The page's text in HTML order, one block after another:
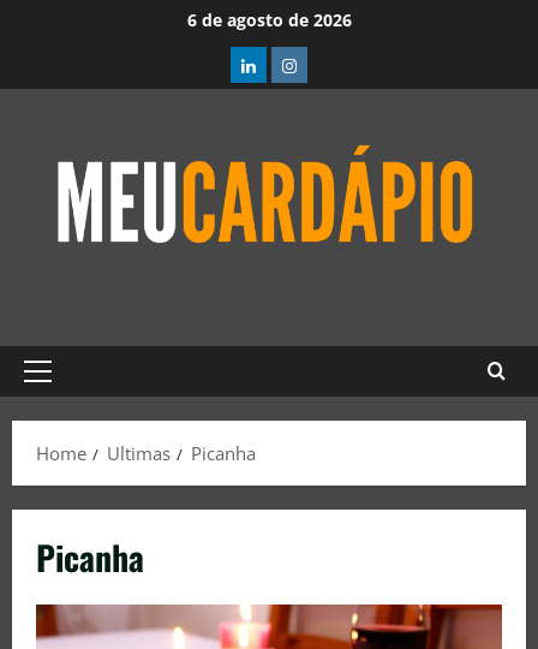
6 de agosto de 2026
Home Ultimas Picanha
Picanha